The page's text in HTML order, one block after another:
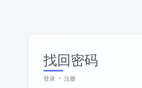
找回密码
登录 注册